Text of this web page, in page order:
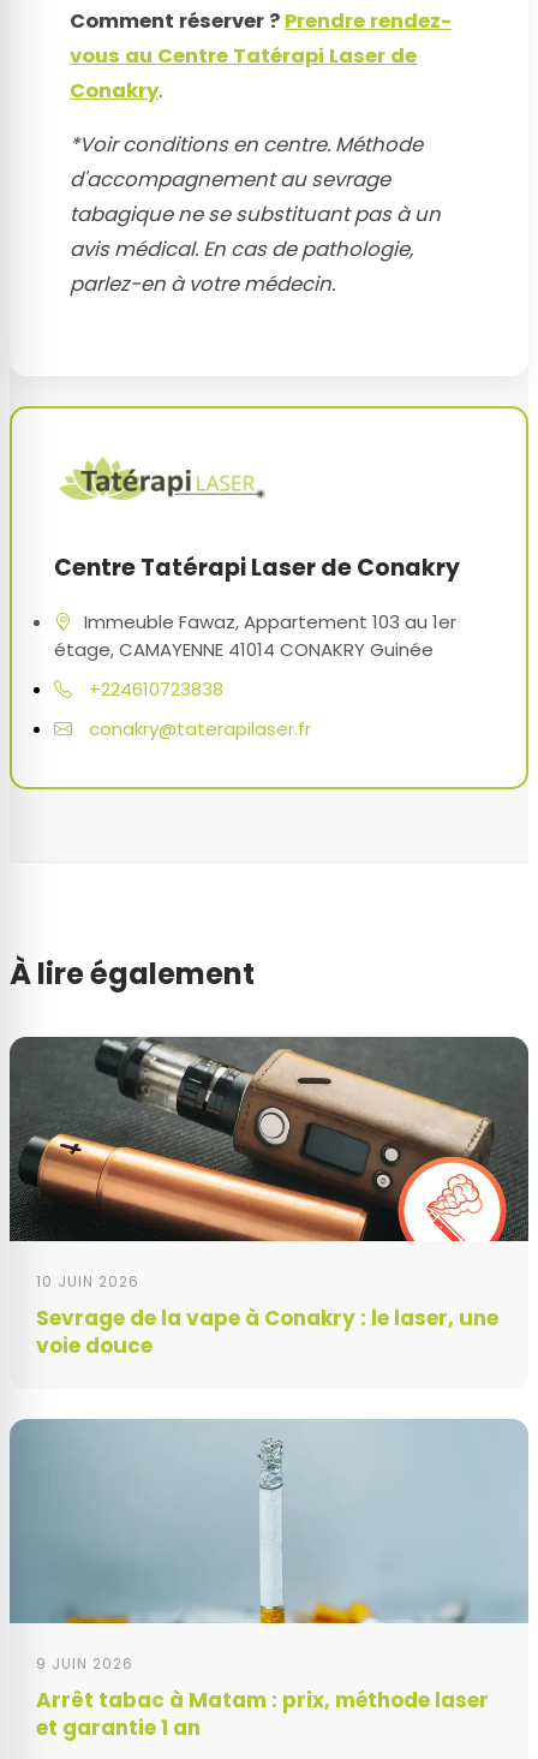
Comment réserver ? Prendre rendez-
vous au Centre Tatérapi Laser de
Conakry.
*Voir conditions en centre. Méthode
d'accompagnement au sevrage
tabagique ne se substituant pas à un
avis médical. En cas de pathologie,
parlez-en à votre médecin.
Centre Tatérapi Laser de Conakry
Immeuble Fawaz, Appartement 103 au 1er
étage, CAMAYENNE 41014 CONAKRY Guinée
+224610723838
conakry@taterapilaser.fr
À lire également
10 JUIN 2026
Sevrage de la vape à Conakry : le laser, une
voie douce
9 JUIN 2026
Arrêt tabac à Matam : prix, méthode laser
et garantie 1 an